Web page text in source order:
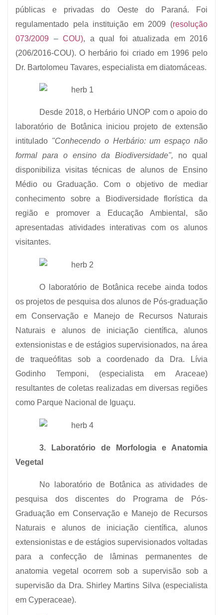
públicas e privadas do Oeste do Paraná. Foi
regulamentado pela instituição em 2009 (resolução
073/2009 – COU), a qual foi atualizada em 2016
(206/2016-COU). O herbário foi criado em 1996 pelo
Dr. Bartolomeu Tavares, especialista em diatomáceas.
Desde 2018, o Herbário UNOP com o apoio do
laboratório de Botânica iniciou projeto de extensão
intitulado "Conhecendo o Herbário: um espaço não
formal para o ensino da Biodiversidade", no qual
disponibiliza visitas técnicas de alunos de Ensino
Médio ou Graduação. Com o objetivo de mediar
conhecimento sobre a Biodiversidade florística da
região e promover a Educação Ambiental, são
apresentadas atividades interativas com os alunos
visitantes.
O laboratório de Botânica recebe ainda todos
os projetos de pesquisa dos alunos de Pós-graduação
em Conservação e Manejo de Recursos Naturais
Naturais e alunos de iniciação científica, alunos
extensionistas e de estágios supervisionados, na área
de traqueófitas sob a coordenado da Dra. Lívia
Godinho Temponi, (especialista em Araceae)
resultantes de coletas realizadas em diversas regiões
como Parque Nacional de Iguaçu.
3. Laboratório de Morfologia e Anatomia
Vegetal
No laboratório de Botânica as atividades de
pesquisa dos discentes do Programa de Pós-
Graduação em Conservação e Manejo de Recursos
Naturais e alunos de iniciação científica, alunos
extensionistas e de estágios supervisionados voltadas
para a confecção de lâminas permanentes de
anatomia vegetal ocorrem sob a supervisão sob a
supervisão da Dra. Shirley Martins Silva (especialista
em Cyperaceae).